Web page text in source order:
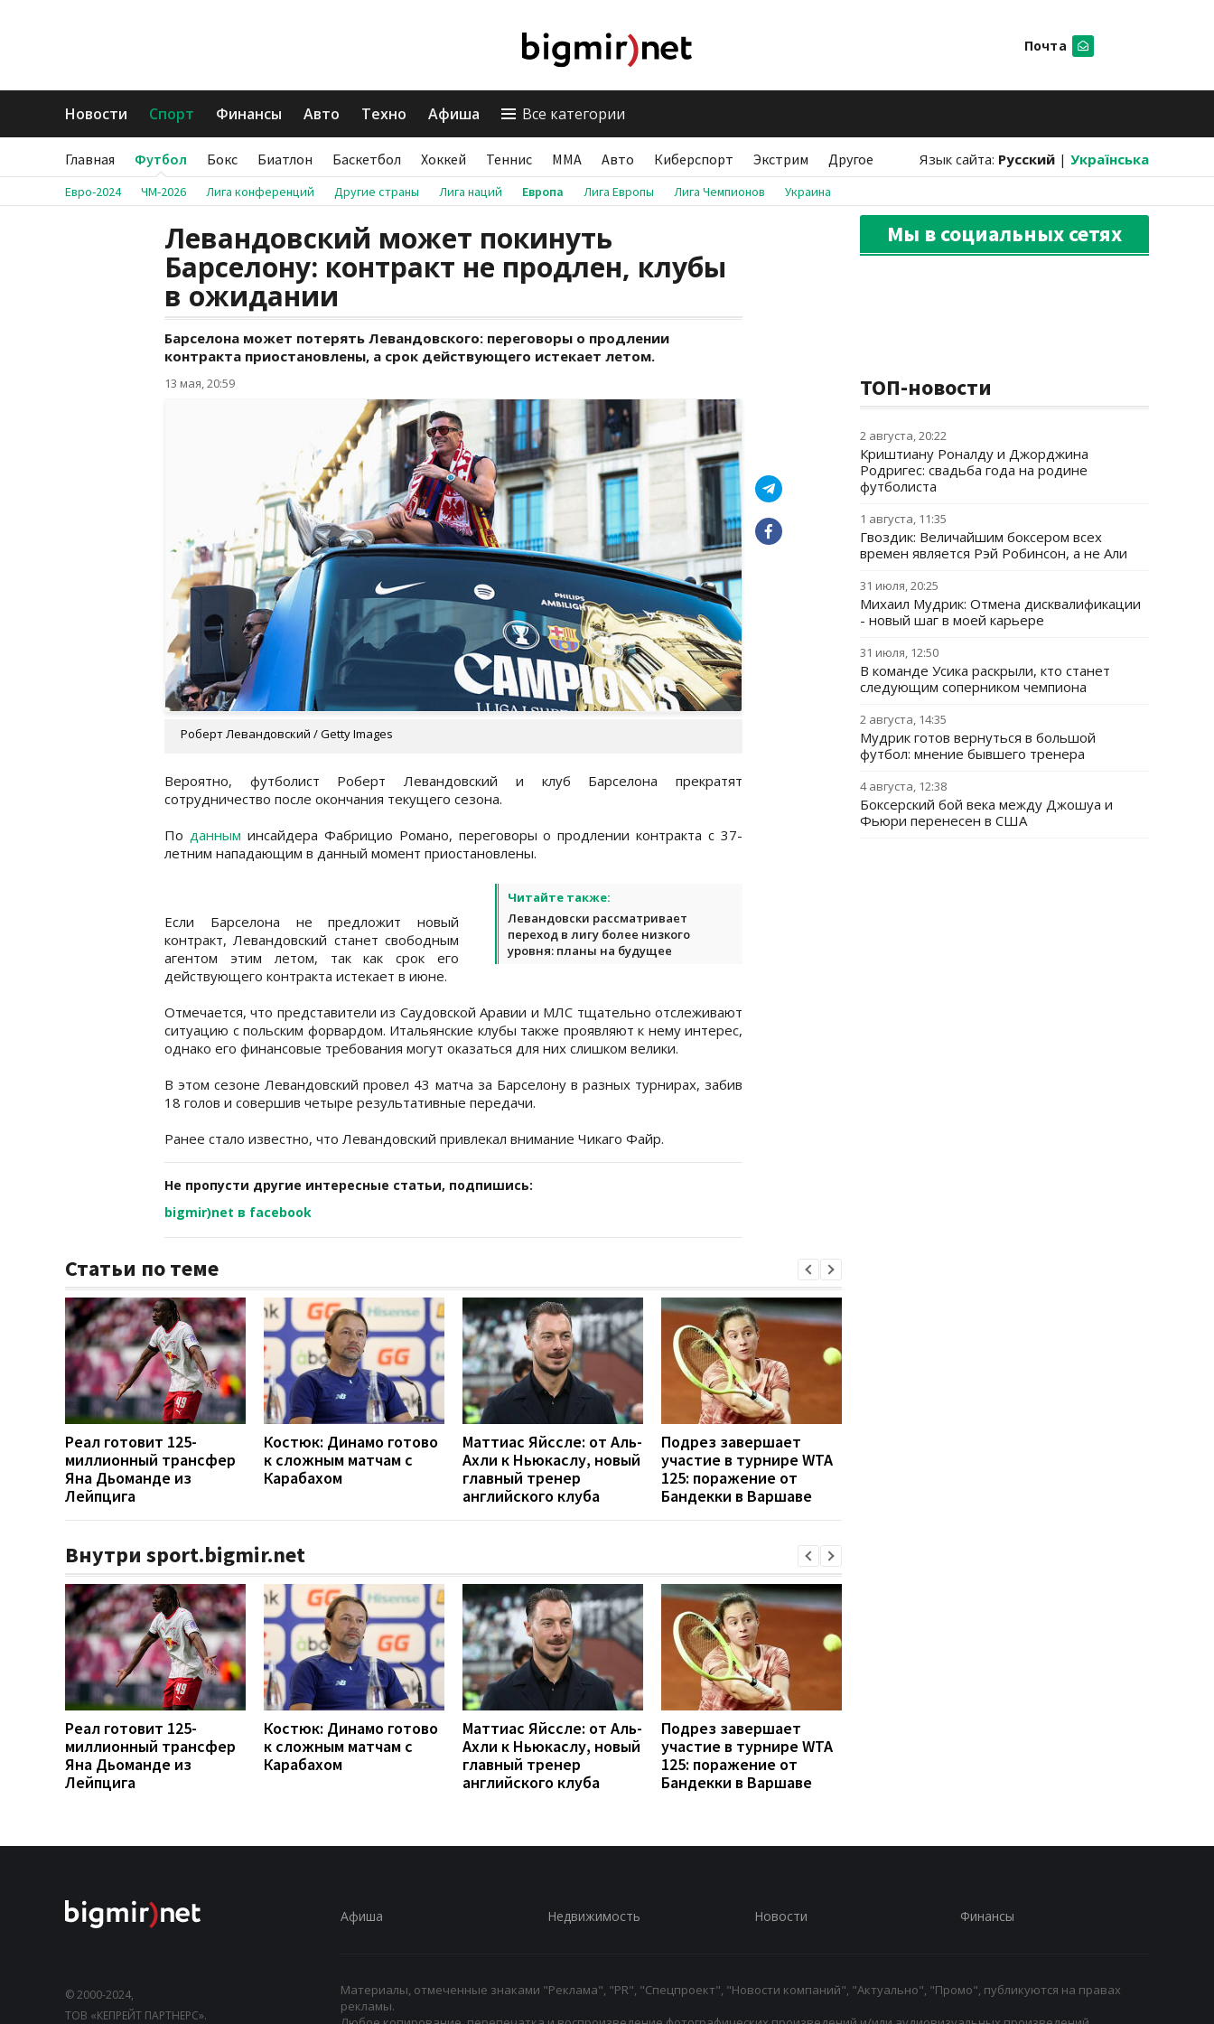
Почта
Новости Спорт Финансы Авто Техно Афиша Все категории
Главная Футбол Бокс Биатлон Баскетбол Хоккей Теннис ММА Авто Киберспорт Экстрим Другое Язык сайта: Русский | Українська
Евро-2024 ЧМ-2026 Лига конференций Другие страны Лига наций Европа Лига Европы Лига Чемпионов Украина
Левандовский может покинуть
Барселону: контракт не продлен, клубы
в ожидании
Барселона может потерять Левандовского: переговоры о продлении
контракта приостановлены, а срок действующего истекает летом.
13 мая, 20:59
Роберт Левандовский / Getty Images
Вероятно, футболист Роберт Левандовский и клуб Барселона прекратят
сотрудничество после окончания текущего сезона.
По данным инсайдера Фабрицио Романо, переговоры о продлении контракта с 37-
летним нападающим в данный момент приостановлены.
Читайте также:
Левандовски рассматривает
переход в лигу более низкого
уровня: планы на будущее
Если Барселона не предложит новый
контракт, Левандовский станет свободным
агентом этим летом, так как срок его
действующего контракта истекает в июне.
Отмечается, что представители из Саудовской Аравии и МЛС тщательно отслеживают
ситуацию с польским форвардом. Итальянские клубы также проявляют к нему интерес,
однако его финансовые требования могут оказаться для них слишком велики.
В этом сезоне Левандовский провел 43 матча за Барселону в разных турнирах, забив
18 голов и совершив четыре результативные передачи.
Ранее стало известно, что Левандовский привлекал внимание Чикаго Файр.
Не пропусти другие интересные статьи, подпишись:
bigmir)net в facebook
Статьи по теме
Реал готовит 125-
миллионный трансфер
Яна Дьоманде из
Лейпцига
Костюк: Динамо готово
к сложным матчам с
Карабахом
Маттиас Яйссле: от Аль-
Ахли к Ньюкаслу, новый
главный тренер
английского клуба
Подрез завершает
участие в турнире WTA
125: поражение от
Бандекки в Варшаве
Внутри sport.bigmir.net
Реал готовит 125-
миллионный трансфер
Яна Дьоманде из
Лейпцига
Костюк: Динамо готово
к сложным матчам с
Карабахом
Маттиас Яйссле: от Аль-
Ахли к Ньюкаслу, новый
главный тренер
английского клуба
Подрез завершает
участие в турнире WTA
125: поражение от
Бандекки в Варшаве
Мы в социальных сетях
ТОП-новости
2 августа, 20:22
Криштиану Роналду и Джорджина
Родригес: свадьба года на родине
футболиста
1 августа, 11:35
Гвоздик: Величайшим боксером всех
времен является Рэй Робинсон, а не Али
31 июля, 20:25
Михаил Мудрик: Отмена дисквалификации
- новый шаг в моей карьере
31 июля, 12:50
В команде Усика раскрыли, кто станет
следующим соперником чемпиона
2 августа, 14:35
Мудрик готов вернуться в большой
футбол: мнение бывшего тренера
4 августа, 12:38
Боксерский бой века между Джошуа и
Фьюри перенесен в США
© 2000-2024,
ТОВ «КЕПРЕЙТ ПАРТНЕРС».
Афиша Недвижимость Новости Финансы
Материалы, отмеченные знаками "Реклама", "PR", "Спецпроект", "Новости компаний", "Актуально", "Промо", публикуются на правах
рекламы.